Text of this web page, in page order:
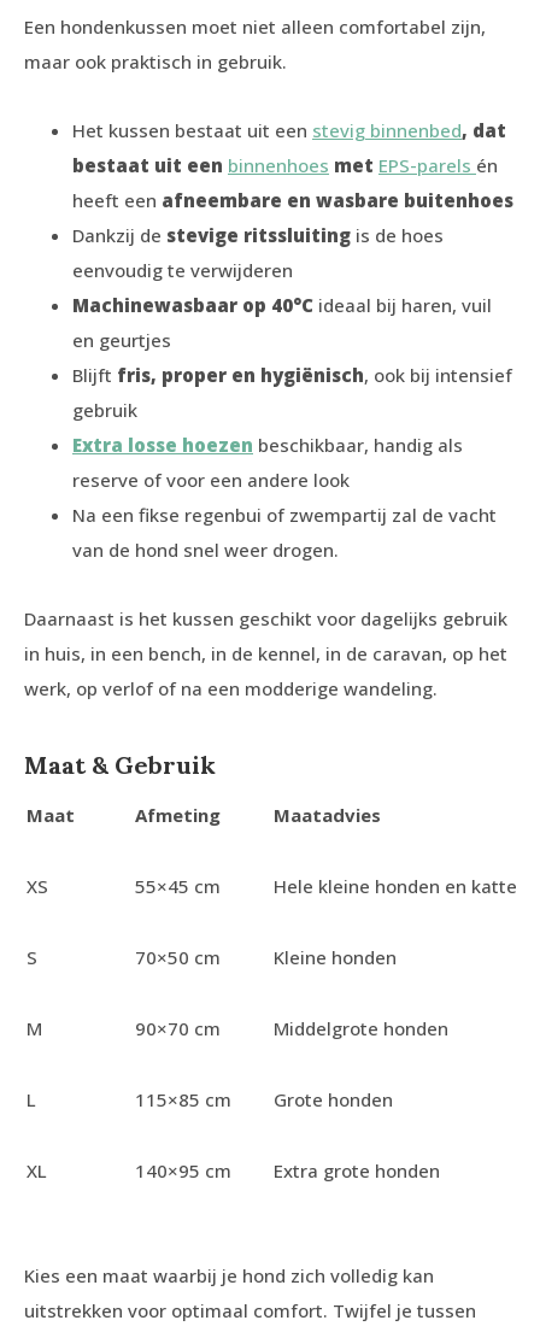
Een hondenkussen moet niet alleen comfortabel zijn,
maar ook praktisch in gebruik.
Het kussen bestaat uit een stevig binnenbed, dat
bestaat uit een binnenhoes met EPS-parels én
heeft een afneembare en wasbare buitenhoes
Dankzij de stevige ritssluiting is de hoes
eenvoudig te verwijderen
Machinewasbaar op 40°C ideaal bij haren, vuil
en geurtjes
Blijft fris, proper en hygiënisch, ook bij intensief
gebruik
Extra losse hoezen beschikbaar, handig als
reserve of voor een andere look
Na een fikse regenbui of zwempartij zal de vacht
van de hond snel weer drogen.
Daarnaast is het kussen geschikt voor dagelijks gebruik
in huis, in een bench, in de kennel, in de caravan, op het
werk, op verlof of na een modderige wandeling.
Maat & Gebruik
Maat Afmeting Maatadvies
XS 55×45 cm Hele kleine honden en katten
S 70×50 cm Kleine honden
M 90×70 cm Middelgrote honden
L 115×85 cm Grote honden
XL 140×95 cm Extra grote honden
Kies een maat waarbij je hond zich volledig kan
uitstrekken voor optimaal comfort. Twijfel je tussen